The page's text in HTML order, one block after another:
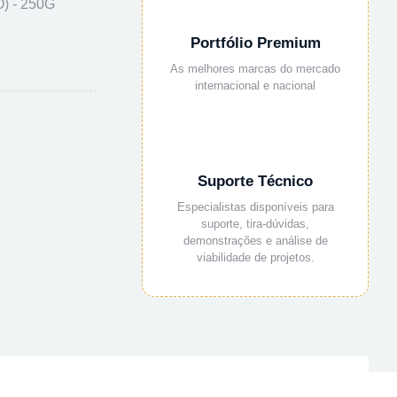
- 250G
Portfólio Premium
As melhores marcas do mercado
internacional e nacional
Suporte Técnico
Especialistas disponíveis para
suporte, tira-dúvidas,
demonstrações e análise de
viabilidade de projetos.